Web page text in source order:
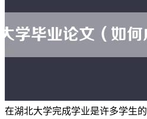
在湖北大学完成学业是许多学生